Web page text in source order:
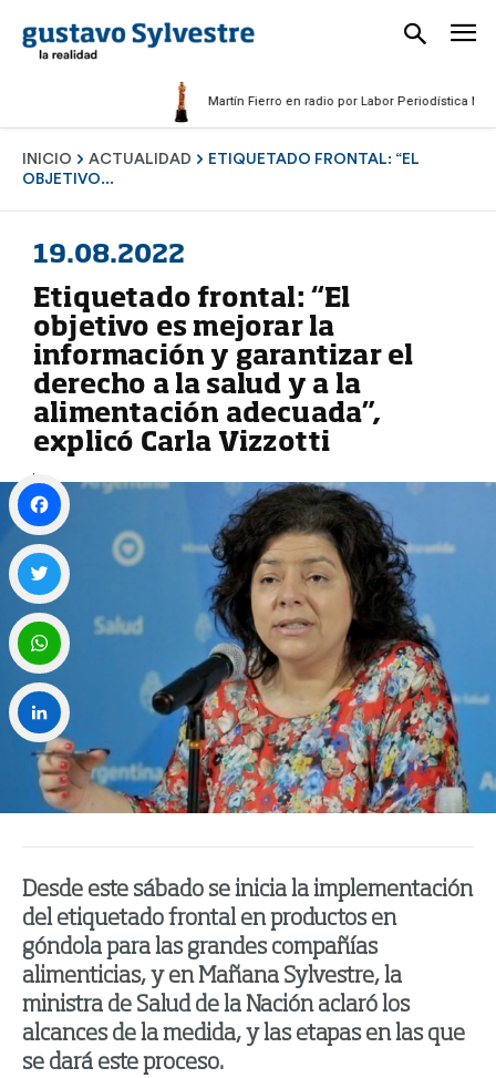
Martín Fierro en radio por Labor Periodística Masculina
INICIO ACTUALIDAD
ETIQUETADO FRONTAL: “EL
OBJETIVO...
19.08.2022
Etiquetado frontal: “El
objetivo es mejorar la
información y garantizar el
derecho a la salud y a la
alimentación adecuada”,
explicó Carla Vizzotti
Desde este sábado se inicia la implementación
del etiquetado frontal en productos en
góndola para las grandes compañías
alimenticias, y en Mañana Sylvestre, la
ministra de Salud de la Nación aclaró los
alcances de la medida, y las etapas en las que
se dará este proceso.
Facebook
Twitter
WhatsApp
LinkedIn